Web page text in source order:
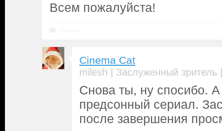
Всем пожалуйста!
Cinema Cat
milesh | Заслуженный зритель
Снова ты, ну спосибо.
предсонный сериал.
после завершения